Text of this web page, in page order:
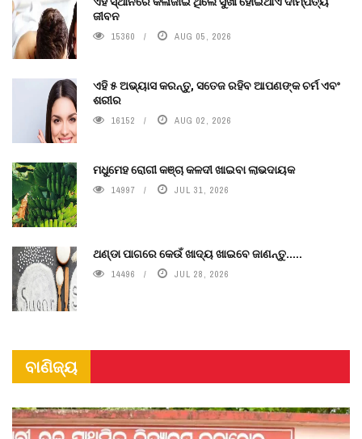
ଜୀବନ
15360 AUG 05, 2026
ଏହି ୫ ଅଭ୍ୟାସ କରନ୍ତୁ, ସତେଜ ରହିବ ଆପଣଙ୍କ ଚର୍ମ ଏବଂ
ଶରୀର
16152 AUG 02, 2026
ମଧୁମେହ ରୋଗୀ କଞ୍ଚା କଳଦୀ ଖାଇବା ଲାଭଦାୟକ
14997 JUL 31, 2026
ଥଣ୍ଡା ପାଗରେ କେଉଁ ଖାଦ୍ୟ ଖାଇବେ ଜାଣନ୍ତୁ.....
14496 JUL 28, 2026
ବାଣିଜ୍ୟ